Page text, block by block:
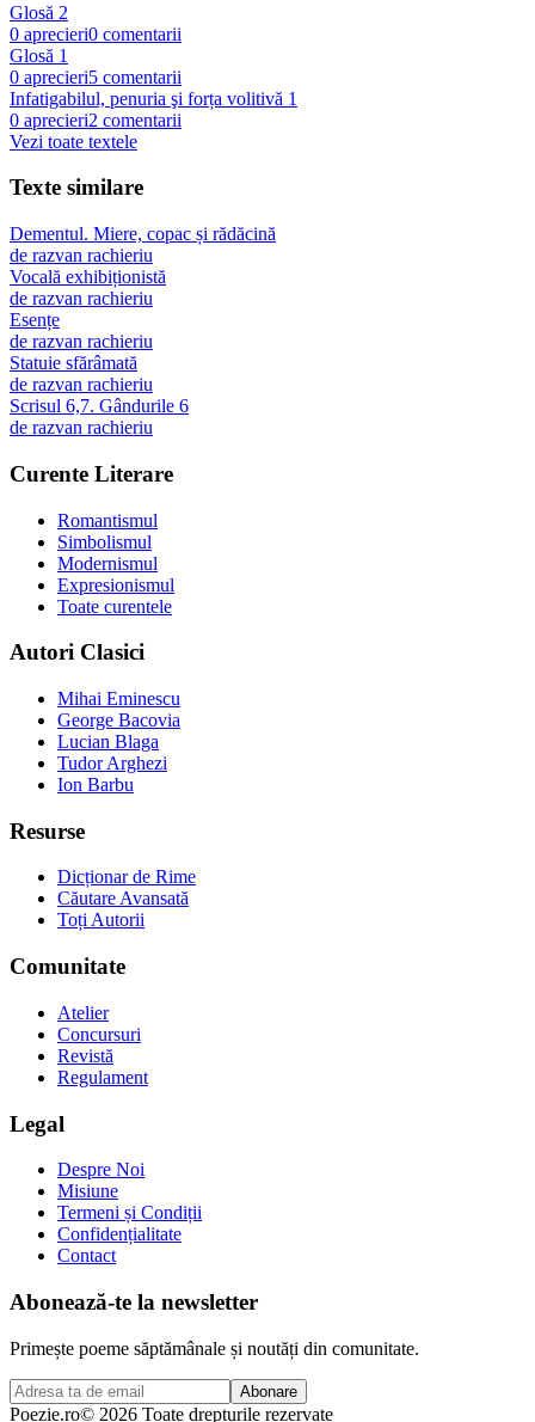
Glosă 2
0 aprecieri0 comentarii
Glosă 1
0 aprecieri5 comentarii
Infatigabilul, penuria şi forța volitivă 1
0 aprecieri2 comentarii
Vezi toate textele
Texte similare
Dementul. Miere, copac și rădăcină
de razvan rachieriu
Vocală exhibiționistă
de razvan rachieriu
Esențe
de razvan rachieriu
Statuie sfărâmată
de razvan rachieriu
Scrisul 6,7. Gândurile 6
de razvan rachieriu
Curente Literare
Romantismul
Simbolismul
Modernismul
Expresionismul
Toate curentele
Autori Clasici
Mihai Eminescu
George Bacovia
Lucian Blaga
Tudor Arghezi
Ion Barbu
Resurse
Dicționar de Rime
Căutare Avansată
Toți Autorii
Comunitate
Atelier
Concursuri
Revistă
Regulament
Legal
Despre Noi
Misiune
Termeni și Condiții
Confidențialitate
Contact
Abonează-te la newsletter
Primește poeme săptămânale și noutăți din comunitate.
Abonare
Poezie.ro© 2026 Toate drepturile rezervate